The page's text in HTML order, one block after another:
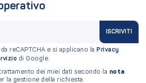
ISCRIVITI
reCAPTCHA e si applicano la Privacy
di Google.
dei miei dati secondo la nota
la gestione della richiesta.